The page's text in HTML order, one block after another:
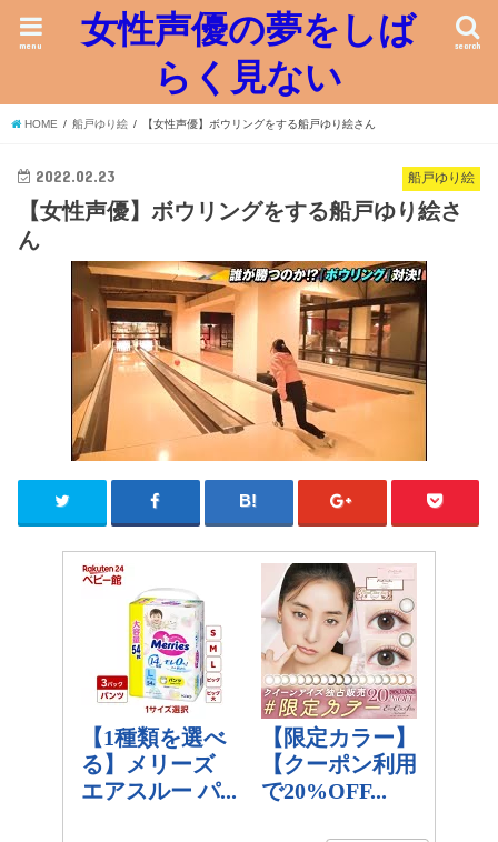
女性声優の夢をしば
らく見ない
search
menu
HOME 船戸ゆり絵 【女性声優】ボウリングをする船戸ゆり絵さん
船戸ゆり絵
2022.02.23
【女性声優】ボウリングをする船戸ゆり絵さ
ん